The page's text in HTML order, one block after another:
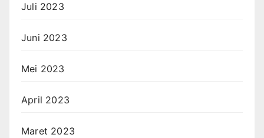
Juli 2023
Juni 2023
Mei 2023
April 2023
Maret 2023